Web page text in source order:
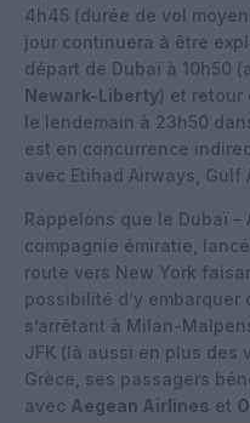
4h45 (durée de vol
jour continuera à être
départ de Dubaï à 10h50
Newark-Liberty) et retour
le lendemain à 23h50
est en concurrence
avec Etihad Airways, Gulf
Rappelons que le Dubaï –
compagnie émiratie,
route vers New York
possibilité d’y
s’arrêtant à Milan-
JFK (là aussi en plus des
Grèce, ses passagers
avec Aegean Airlines et